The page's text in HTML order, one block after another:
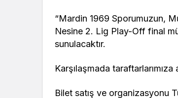
“Mardin 1969 Sporumuzun,
Nesine 2. Lig Play-Off final
sunulacaktır.
Karşılaşmada
Bilet satış ve organizasyonu